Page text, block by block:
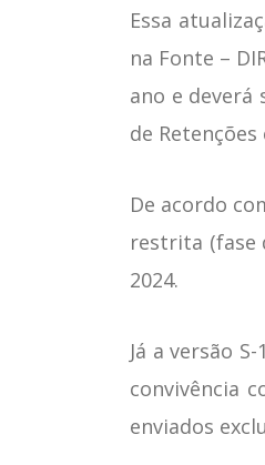
Essa
na Fonte –
ano e deverá
de
De acordo
restrita (fase
2024.
Já a versão
convivência
enviados